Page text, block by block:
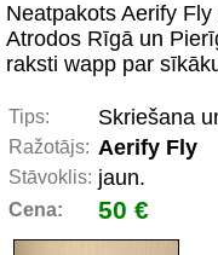
Neatpakots Aerify
Atrodos Rīgā un
raksti wapp par
Tips: Skriešana
Ražotājs: Aerify Fly
Stāvoklis: jaun.
Cena: 50 €